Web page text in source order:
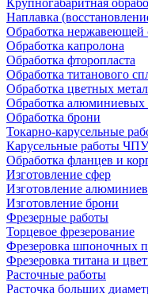
Крупногабаритная
Наплавка
Обработка нержавеющей
Обработка капролона
Обработка фторопласта
Обработка титанового
Обработка цветных
Обработка алюминиевых
Обработка брони
Токарно-карусельные
Карусельные работы ЧПУ
Обработка фланцев и
Изготовление сфер
Изготовление
Изготовление брони
Фрезерные работы
Торцевое фрезерование
Фрезеровка шпоночных
Фрезеровка титана и
Расточные работы
Расточка больших